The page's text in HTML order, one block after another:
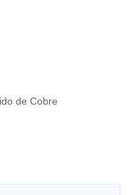
de Cobre